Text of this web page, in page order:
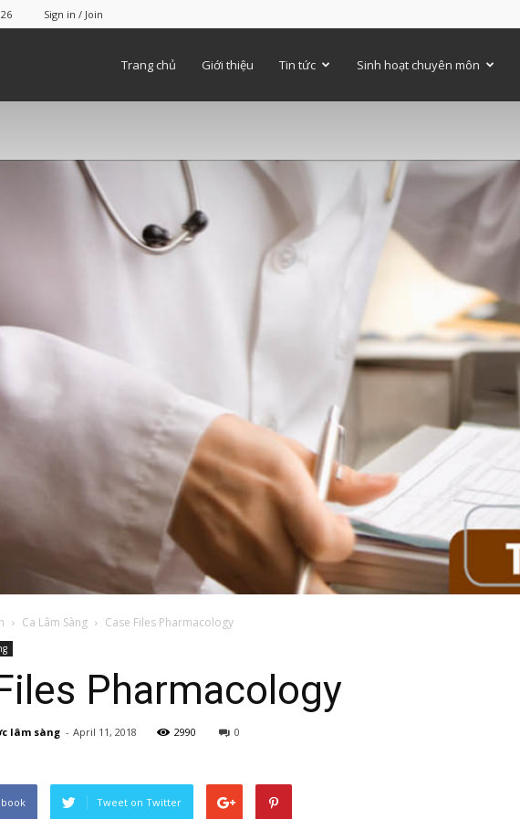
Sign in / Join
Trang chủ Giới thiệu Tin tức Sinh hoạt chuyên môn
Ca Lâm Sàng Case Files Pharmacology
Pharmacology
lâm sàng - April 11, 2018 2990 0
Tweet on Twitter